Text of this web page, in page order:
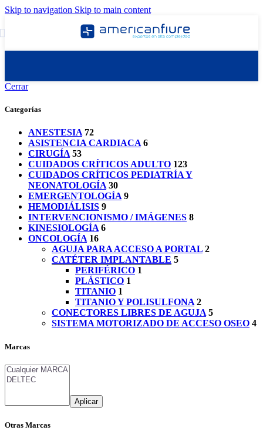
Skip to navigation Skip to main content
Cerrar
Categorías
ANESTESIA 72
ASISTENCIA CARDIACA 6
CIRUGÍA 53
CUIDADOS CRÍTICOS ADULTO 123
CUIDADOS CRÍTICOS PEDIATRÍA Y
NEONATOLOGÍA 30
EMERGENTOLOGÍA 9
HEMODIÁLISIS 9
INTERVENCIONISMO / IMÁGENES 8
KINESIOLOGÍA 6
ONCOLOGÍA 16
AGUJA PARA ACCESO A PORTAL 2
CATÉTER IMPLANTABLE 5
PERIFÉRICO 1
PLÁSTICO 1
TITANIO 1
TITANIO Y POLISULFONA 2
CONECTORES LIBRES DE AGUJA 5
SISTEMA MOTORIZADO DE ACCESO OSEO 4
Marcas
Aplicar
Otras Marcas